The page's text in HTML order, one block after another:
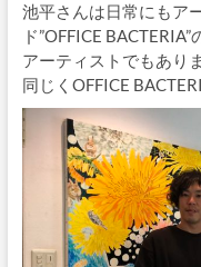
池平さんは日常にもア
ド”OFFICE BACTERIA”
アーティストでもありま
同じくOFFICE